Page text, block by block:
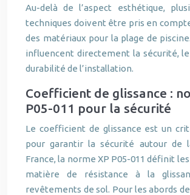
Au-delà de l’aspect esthétique,
techniques doivent être pris en
des matériaux pour la plage de
influencent directement la sécurité,
durabilité de l’installation.
Coefficient de glissance :
P05-011 pour la sécurité
Le coefficient de glissance est un
pour garantir la sécurité autour de
France, la norme XP P05-011 définit
matière de résistance à la
revêtements de sol. Pour les abords